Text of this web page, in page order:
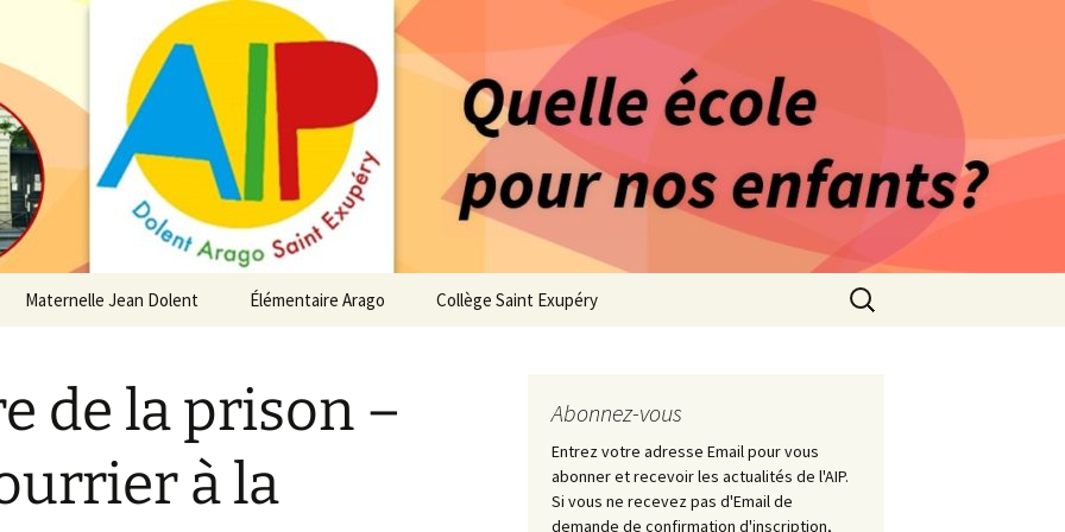
– Association Indépendante
d'élèves depuis 1981
des enfants du secteur scolaire Dolent-Arago-Saint Exupéry
l’AIP
Maternelle Jean Dolent
Infos pratiques
Maternelle
Élémentaire Arago
Infos pratiques
Élémentaire
Collège Saint Exupéry
Infos pratiques Collège
Rechercher :
de la prison –
à la
Abonnez-vous
Entrez votre adresse Email pour vous
abonner et recevoir les actualités de l'AIP.
Si vous ne recevez pas d'Email de
demande de confirmation d'inscription,